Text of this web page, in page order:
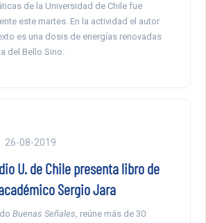
de la Universidad de Chile fue
este martes. En la actividad el autor
es una dosis de energías renovadas
del Bello Sino.
26-08-2019
U. de Chile presenta libro de
Sergio Jara
Buenas Señales, reúne más de 30